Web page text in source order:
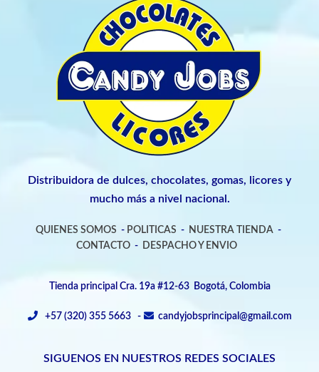
Distribuidora de dulces, chocolates, gomas, licores y
mucho más a nivel nacional.
QUIENES SOMOS - POLITICAS - NUESTRA TIENDA -
CONTACTO- DESPACHO Y ENVIO
Tienda principal Cra. 19a #12-63 Bogotá, Colombia
+57 (320) 355 5663 - candyjobsprincipal@gmail.com
SIGUENOS EN NUESTROS REDES SOCIALES